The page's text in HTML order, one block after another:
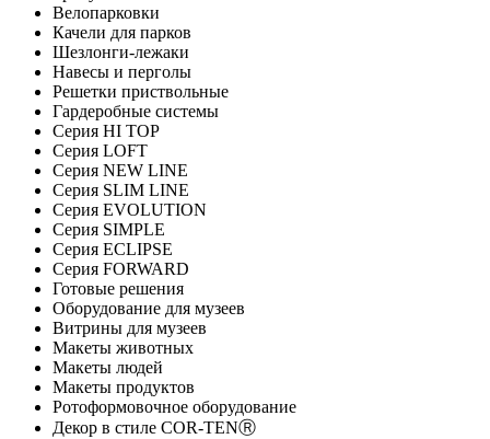
Велопарковки
Качели для парков
Шезлонги-лежаки
Навесы и перголы
Решетки приствольные
Гардеробные системы
Серия HI TOP
Серия LOFT
Серия NEW LINE
Серия SLIM LINE
Серия EVOLUTION
Серия SIMPLE
Серия ECLIPSE
Серия FORWARD
Готовые решения
Оборудование для музеев
Витрины для музеев
Макеты животных
Макеты людей
Макеты продуктов
Ротоформовочное оборудование
Декор в стиле COR-TENⓇ